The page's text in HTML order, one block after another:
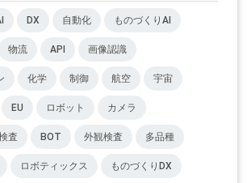
DX 自動化 ものづくりAI
物流 API 画像認識
化学 制御 航空 宇宙
EU ロボット カメラ
査 BOT 外観検査 多品種
ロボティックス ものづくりDX